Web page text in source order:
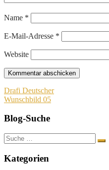
Name *
E-Mail-Adresse *
Website
Beitragsnavigation
Drafi Deutscher
Wunschbild 05
Blog-Suche
Suche
nach:
Kategorien